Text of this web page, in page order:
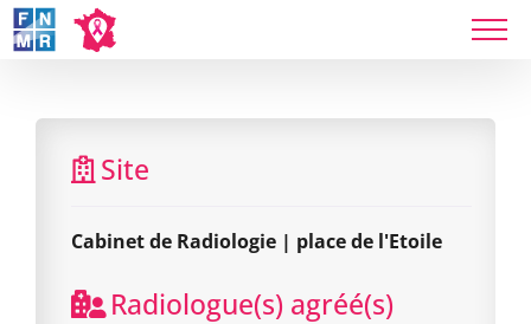
Skip
to
Site
Cabinet de Radiologie | place de l'Etoile
Radiologue(s) agréé(s)